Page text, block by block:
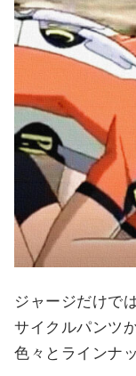
ジャージだけで
サイクルパンツ
色々とラインナ